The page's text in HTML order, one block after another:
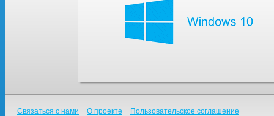
Связаться с нами О проекте Пользовательское соглашение